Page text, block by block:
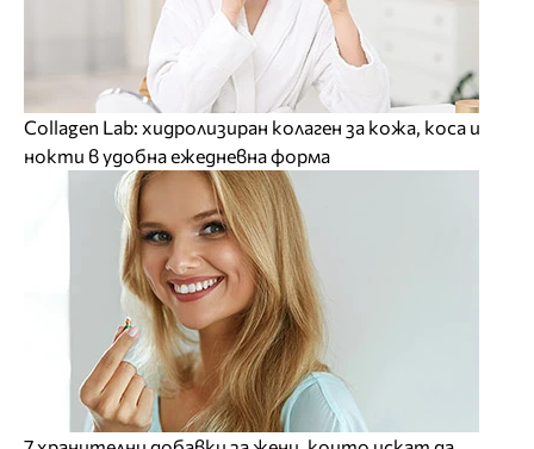
Collagen Lab: хидролизиран колаген за кожа, коса и
нокти в удобна ежедневна форма